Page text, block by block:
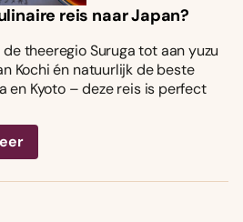
reis naar Japan?
theeregio Suruga tot aan yuzu
Kochi én natuurlijk de beste
en Kyoto – deze reis is perfect